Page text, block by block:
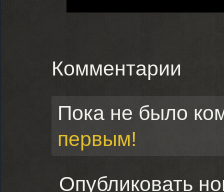
Комментарии
Пока не было
первым!
Опубликовать